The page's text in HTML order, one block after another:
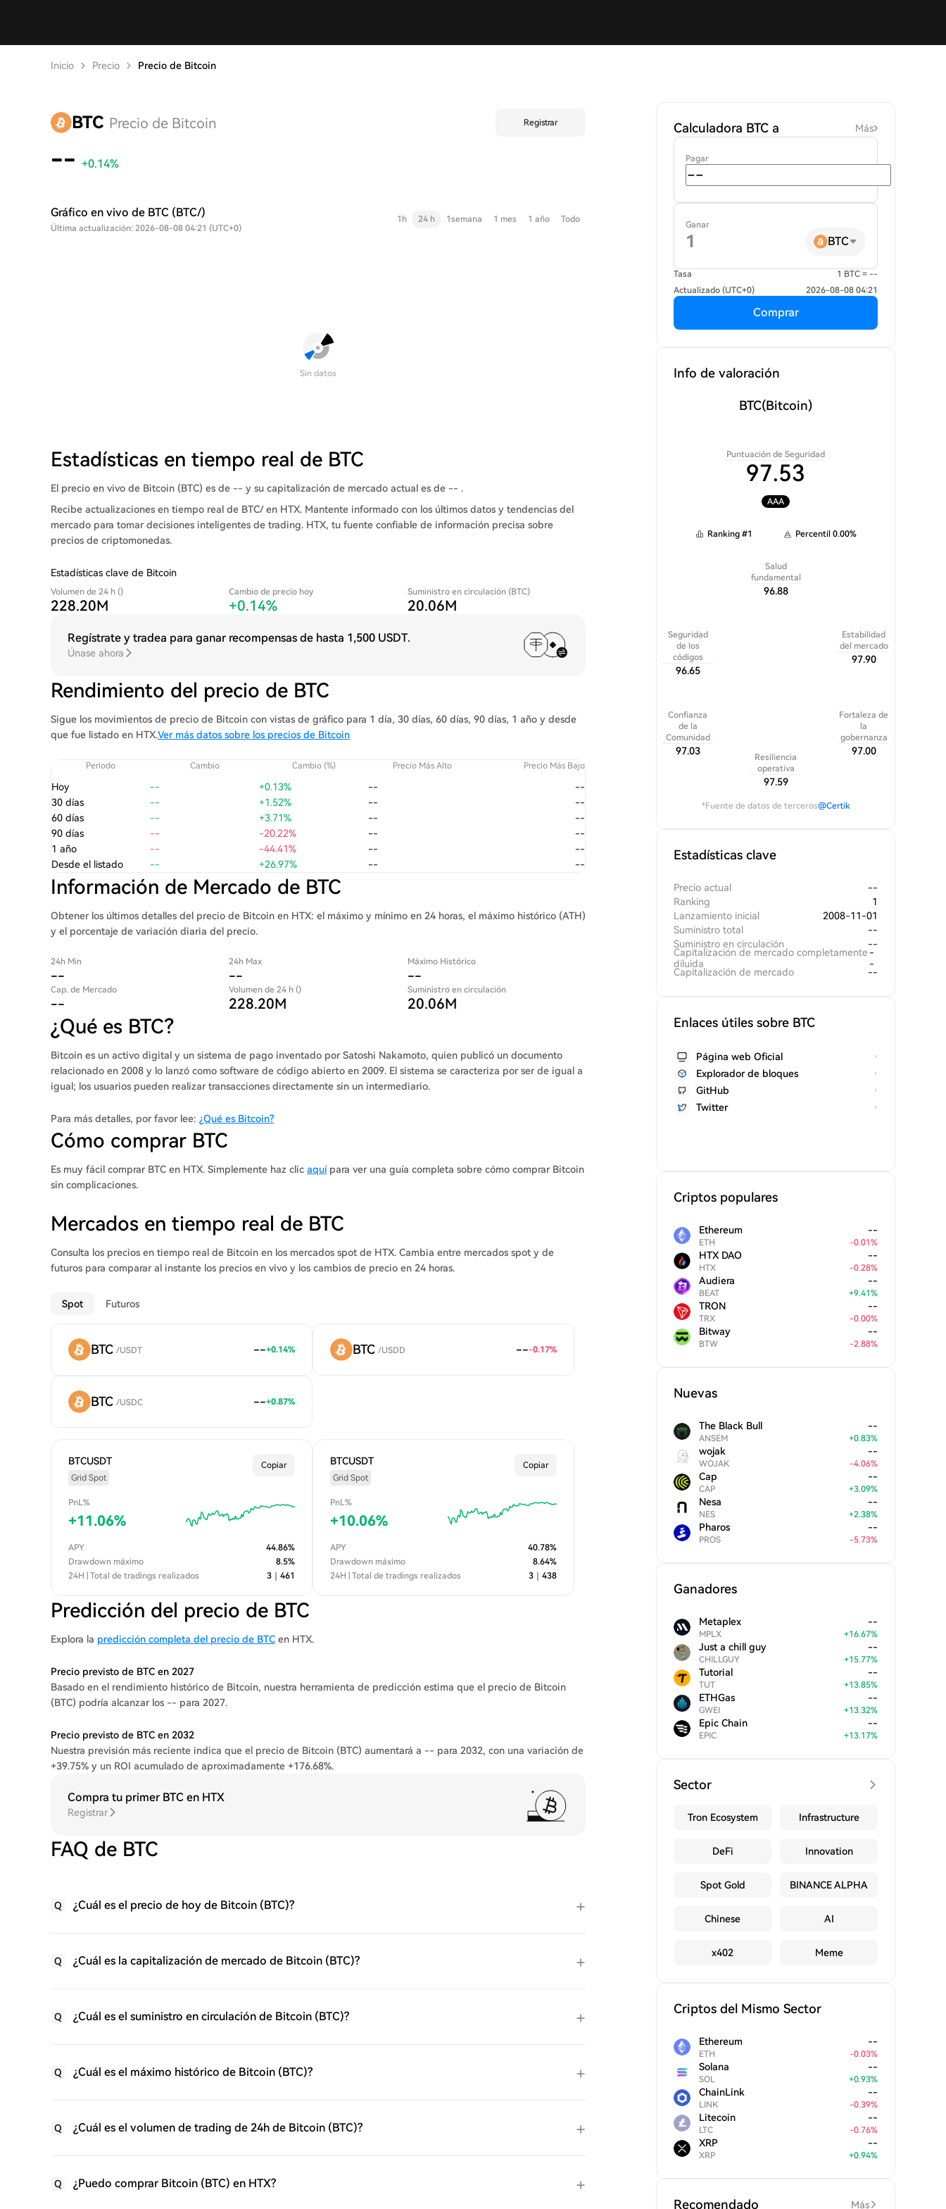
Inicio Precio Precio de Bitcoin
BTC Precio de Bitcoin Registrar
-- +0.14%
Gráfico en vivo de BTC (BTC/)
Última actualización: 2026-08-08 04:21 (UTC+0)
1h 24 h 1semana 1 mes 1 año Todo
Sin datos
Estadísticas en tiempo real de BTC
El precio en vivo de Bitcoin (BTC) es de -- y su capitalización de mercado actual es de -- .
Recibe actualizaciones en tiempo real de BTC/ en HTX. Mantente informado con los últimos datos y tendencias del
mercado para tomar decisiones inteligentes de trading. HTX, tu fuente confiable de información precisa sobre
precios de criptomonedas.
Estadísticas clave de Bitcoin
Volumen de 24 h ()
228.20M
Cambio de precio hoy
+0.14%
Suministro en circulación (BTC)
20.06M
Regístrate y tradea para ganar recompensas de hasta 1,500 USDT.
Únase ahora
Rendimiento del precio de BTC
Sigue los movimientos de precio de Bitcoin con vistas de gráfico para 1 día, 30 días, 60 días, 90 días, 1 año y desde
que fue listado en HTX.Ver más datos sobre los precios de Bitcoin
Periodo Cambio Cambio (%) Precio Más Alto Precio Más Bajo
Hoy -- +0.13% --
--
30 días
-- +1.52% --
--
60 días
-- +3.71% --
--
90 días
-- -20.22% --
--
1 año
-- -44.41% --
--
Desde el listado
-- +26.97% -- --
Información de Mercado de BTC
Obtener los últimos detalles del precio de Bitcoin en HTX: el máximo y mínimo en 24 horas, el máximo histórico (ATH)
y el porcentaje de variación diaria del precio.
24h Min
--
24h Max
--
Máximo Histórico
--
Cap. de Mercado
--
Volumen de 24 h ()
228.20M
Suministro en circulación
20.06M
¿Qué es BTC?
Bitcoin es un activo digital y un sistema de pago inventado por Satoshi Nakamoto, quien publicó un documento
relacionado en 2008 y lo lanzó como software de código abierto en 2009. El sistema se caracteriza por ser de igual a
igual; los usuarios pueden realizar transacciones directamente sin un intermediario.
Para más detalles, por favor lee: ¿Qué es Bitcoin?
Cómo comprar BTC
Es muy fácil comprar BTC en HTX. Simplemente haz clic aquípara ver una guía completa sobre cómo comprar Bitcoin
sin complicaciones.
Mercados en tiempo real de BTC
Consulta los precios en tiempo real de Bitcoin en los mercados spot de HTX. Cambia entre mercados spot y de
futuros para comparar al instante los precios en vivo y los cambios de precio en 24 horas.
Spot Futuros
BTC /USDT --+0.14% BTC /USDD ---0.17%
BTC /USDC --+0.87%
BTCUSDT
Grid Spot
Copiar
PnL%
+11.06%
APY 44.86%
Drawdown máximo
8.5%
24H | Total de tradings realizados
3 461
BTCUSDT
Grid Spot
Copiar
PnL%
+10.06%
APY 40.78%
Drawdown máximo
8.64%
24H | Total de tradings realizados
3 438
Predicción del precio de BTC
Explora la predicción completa del precio de BTC en HTX.
Precio previsto de BTC en 2027
Basado en el rendimiento histórico de Bitcoin, nuestra herramienta de predicción estima que el precio de Bitcoin
(BTC) podría alcanzar los -- para 2027.
Precio previsto de BTC en 2032
Nuestra previsión más reciente indica que el precio de Bitcoin (BTC) aumentará a -- para 2032, con una variación de
+39.75% y un ROI acumulado de aproximadamente +176.68%.
Compra tu primer BTC en HTX
Registrar
FAQ de BTC
Q ¿Cuál es el precio de hoy de Bitcoin (BTC)?
Q ¿Cuál es la capitalización de mercado de Bitcoin (BTC)?
Q ¿Cuál es el suministro en circulación de Bitcoin (BTC)?
Q ¿Cuál es el máximo histórico de Bitcoin (BTC)?
Q ¿Cuál es el volumen de trading de 24h de Bitcoin (BTC)?
Q ¿Puedo comprar Bitcoin (BTC) en HTX?
Calculadora BTC a Más
Pagar
Ganar
BTC
Tasa
1 BTC = --
Actualizado (UTC+0)
2026-08-08 04:21
Comprar
Info de valoración
BTC(Bitcoin)
Puntuación de Seguridad
97.53
AAA
Ranking #1 Percentil 0.00%
Salud
fundamental
96.88
Seguridad
de los
códigos
96.65
Confianza
de la
Comunidad
97.03
Resiliencia
operativa
97.59
Fortaleza de
la
gobernanza
97.00
Estabilidad
del mercado
97.90
*Fuente de datos de terceros@Certik
Estadísticas clave
Precio actual
--
Ranking
1
Lanzamiento inicial
2008-11-01
Suministro total
--
Suministro en circulación
--
Capitalización de mercado completamente
diluida
-
-
Capitalización de mercado --
Enlaces útiles sobre BTC
Página web Oficial
Explorador de bloques
GitHub
Twitter
Criptos populares
Ethereum
ETH
--
-0.01%
HTX DAO
HTX
--
-0.28%
Audiera
BEAT
--
+9.41%
TRON
TRX
--
-0.00%
Bitway
BTW
--
-2.88%
Nuevas
The Black Bull
ANSEM
--
+0.83%
wojak
WOJAK
--
-4.06%
Cap
CAP
--
+3.09%
Nesa
NES
--
+2.38%
Pharos
PROS
--
-5.73%
Ganadores
Metaplex
MPLX
--
+16.67%
Just a chill guy
CHILLGUY
--
+15.77%
Tutorial
TUT
--
+13.85%
ETHGas
GWEI
--
+13.32%
Epic Chain
EPIC
--
+13.17%
Sector
Tron Ecosystem Infrastructure
DeFi Innovation
Spot Gold BINANCE ALPHA
Chinese AI
x402 Meme
Criptos del Mismo Sector
Ethereum
ETH
--
-0.03%
Solana
SOL
--
+0.93%
ChainLink
LINK
--
-0.39%
Litecoin
LTC
--
-0.76%
XRP
XRP
--
+0.94%
Recomendado Más